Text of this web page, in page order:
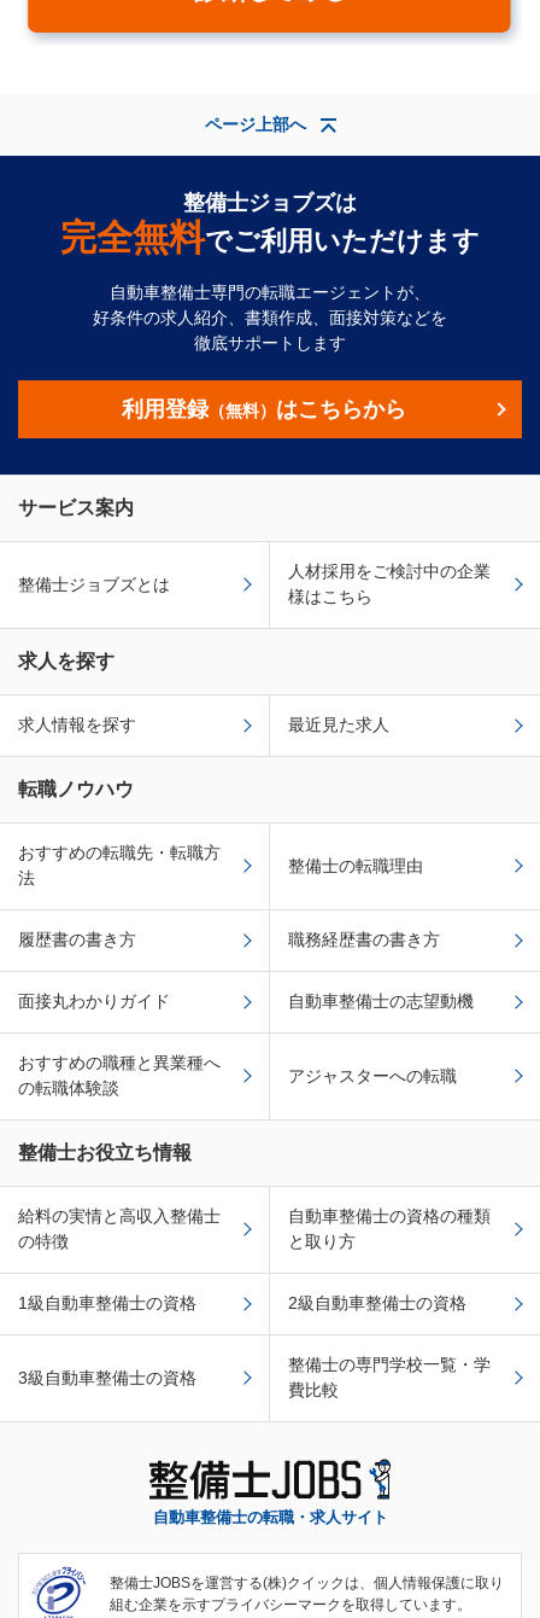
ページ上部へ
整備士ジョブズは
完全無料でご利用いただけます
自動車整備士専門の転職エージェントが、
好条件の求人紹介、書類作成、面接対策などを
徹底サポートします
利用登録（無料） はこちらから
サービス案内
整備士ジョブズとは
人材採用をご検討中の企業
様はこちら
求人を探す
求人情報を探す 最近見た求人
転職ノウハウ
おすすめの転職先・転職方
法
整備士の転職理由
履歴書の書き方 職務経歴書の書き方
面接丸わかりガイド 自動車整備士の志望動機
おすすめの職種と異業種へ
の転職体験談
アジャスターへの転職
整備士お役立ち情報
給料の実情と高収入整備士
の特徴
自動車整備士の資格の種類
と取り方
1級自動車整備士の資格 2級自動車整備士の資格
3級自動車整備士の資格
整備士の専門学校一覧・学
費比較
自動車整備士の転職・求人サイト
整備士JOBSを運営する(株)クイックは、個人情報保護に取り
組む企業を示すプライバシーマークを取得しています。